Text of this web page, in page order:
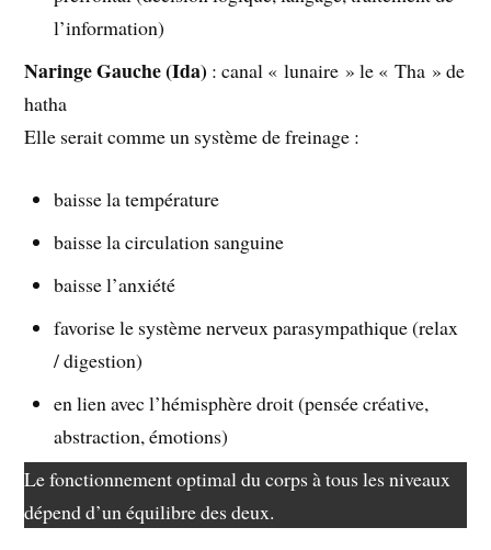
l’information)
Naringe Gauche (Ida) : canal « lunaire » le « Tha » de
hatha
Elle serait comme un système de freinage :
baisse la température
baisse la circulation sanguine
baisse l’anxiété
favorise le système nerveux parasympathique (relax
/ digestion)
en lien avec l’hémisphère droit (pensée créative,
abstraction, émotions)
Le fonctionnement optimal du corps à tous les niveaux
dépend d’un équilibre des deux.